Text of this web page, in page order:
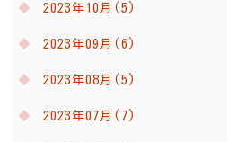
2023年10月(5)
2023年09月(6)
2023年08月(5)
2023年07月(7)